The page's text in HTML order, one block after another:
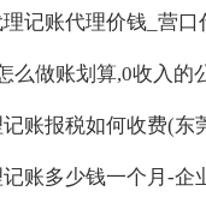
记账代理价钱_营口
么做账划算,0收入的
账报税如何收费(东
账多少钱一个月-企